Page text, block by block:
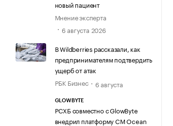
новый пациент
Мнение эксперта
6 августа 2026
В Wildberries рассказали, как
предпринимателям подтвердить
ущерб от атак
РБК Бизнес
6 августа
GLOWBYTE
РСХБ совместно с GlowByte
внедрил платформу CM Ocean